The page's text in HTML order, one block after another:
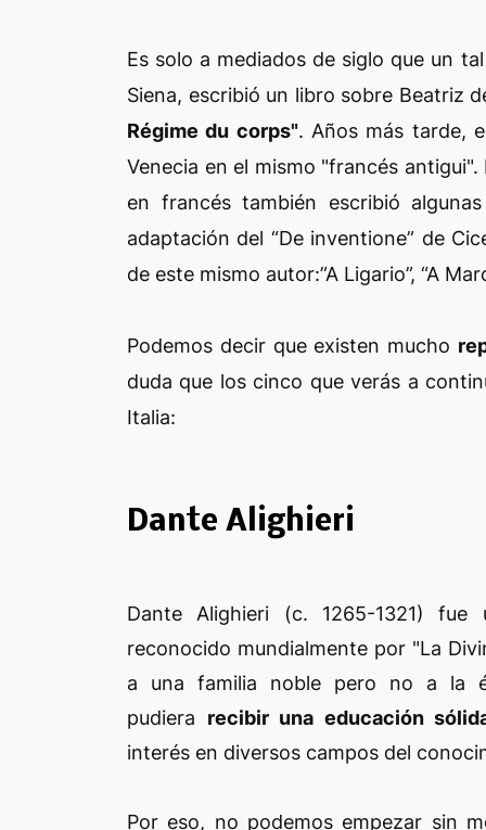
Es solo a mediados de siglo que un
Siena, escribió un libro sobre Beatriz
Régime du corps". Años más tarde,
Venecia en el mismo "francés
en francés también escribió
adaptación del “De inventione” de
de este mismo autor:”A Ligario”, “A
Podemos decir que existen mucho
duda que los cinco que verás a
Italia:
Dante Alighieri
Dante Alighieri (c. 1265-1321) fue
reconocido mundialmente por "La
a una familia noble pero no a la
pudiera recibir una educación
interés en diversos campos del
Por eso, no podemos empezar sin